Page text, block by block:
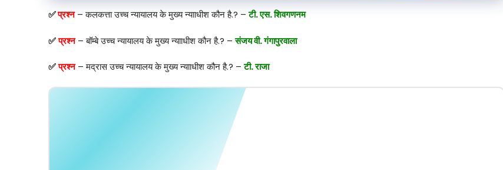
✅प्रश्न– कलकत्ता उच्च न्यायालय के मुख्य न्यााधीश कौन है.? –टी. एस. शिवगणनम
✅प्रश्न– बॉम्बे उच्च न्यायालय के मुख्य न्यााधीश कौन है.? –संजय वी. गंगापुरवाला
✅प्रश्न– मद्रास उच्च न्यायालय के मुख्य न्यााधीश कौन है.? –टी. राजा